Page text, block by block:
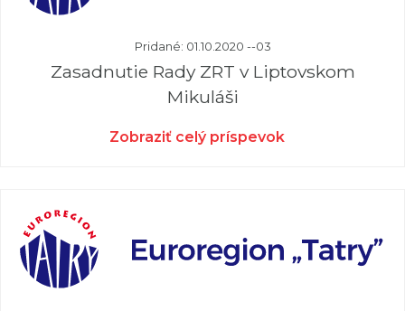
Pridané: 01.10.2020 --03
Zasadnutie Rady ZRT v Liptovskom
Mikuláši
Zobraziť celý príspevok